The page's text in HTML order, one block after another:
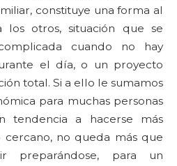
constituye una forma al
los otros, situación que se
cuando no hay
el día, o un proyecto
total. Si a ello le sumamos
para muchas personas
tendencia a hacerse más
no queda más que
preparándose, para un